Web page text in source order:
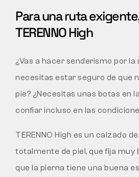
Para una ruta
TERENNO High
¿Vas a hacer senderismo por la
necesitas estar seguro de que
pie? ¿Necesitas unas botas en
confiar incluso en las
TERENNO High es un calzado
totalmente de piel, que fija muy
que la pierna tiene una buena